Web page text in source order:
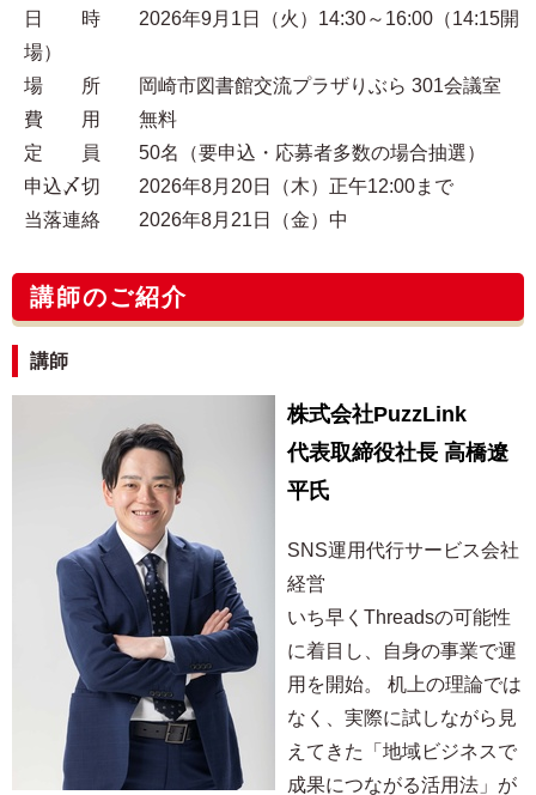
日 時 2026年9月1日（火）14:30～16:00（14:15開
場）
場 所 岡崎市図書館交流プラザりぶら 301会議室
費 用 無料
定 員 50名（要申込・応募者多数の場合抽選）
申込〆切 2026年8月20日（木）正午12:00まで
当落連絡 2026年8月21日（金）中
講師のご紹介
講師
株式会社PuzzLink
代表取締役社長 高橋遼
平氏
SNS運用代行サービス会社
経営
いち早くThreadsの可能性
に着目し、自身の事業で運
用を開始。 机上の理論では
なく、実際に試しながら見
えてきた「地域ビジネスで
成果につながる活用法」が